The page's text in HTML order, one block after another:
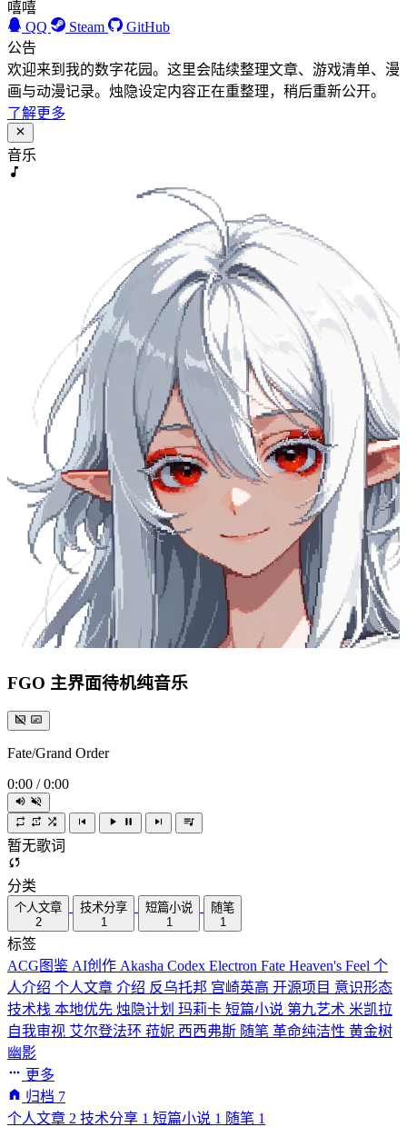
嘻嘻
QQ
Steam
GitHub
公告
欢迎来到我的数字花园。这里会陆续整理文章、游戏清单、漫
画与动漫记录。烛隐设定内容正在重整理，稍后重新公开。
了解更多
音乐
FGO 主界面待机纯音乐
Fate/Grand Order
0:00 / 0:00
暂无歌词
分类
个人文章
2
技术分享
1
短篇小说
1
随笔
1
标签
ACG图鉴 AI创作 Akasha Codex Electron Fate Heaven's Feel 个
人介绍 个人文章 介绍 反乌托邦 宫崎英高 开源项目 意识形态
技术栈 本地优先 烛隐计划 玛莉卡 短篇小说 第九艺术 米凯拉
自我审视 艾尔登法环 菈妮 西西弗斯 随笔 革命纯洁性 黄金树
幽影
更多
归档 7
个人文章 2 技术分享 1 短篇小说 1 随笔 1